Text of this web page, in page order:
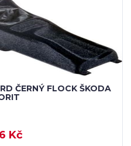
ČERNÝ FLOCK ŠKODA
Kč